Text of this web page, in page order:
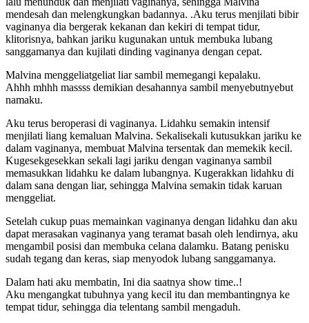
mendesah dan melengkungkan badannya. .Aku terus menjilati bibir
vaginanya dia bergerak kekanan dan kekiri di tempat tidur,
klitorisnya, bahkan jariku kugunakan untuk membuka lubang
sanggamanya dan kujilati dinding vaginanya dengan cepat.
Malvina menggeliatgeliat liar sambil memegangi kepalaku.
Ahhh mhhh massss demikian desahannya sambil menyebutnyebut
namaku.
Aku terus beroperasi di vaginanya. Lidahku semakin intensif
menjilati liang kemaluan Malvina. Sekalisekali kutusukkan jariku ke
dalam vaginanya, membuat Malvina tersentak dan memekik kecil.
Kugesekgesekkan sekali lagi jariku dengan vaginanya sambil
memasukkan lidahku ke dalam lubangnya. Kugerakkan lidahku di
dalam sana dengan liar, sehingga Malvina semakin tidak karuan
menggeliat.
Setelah cukup puas memainkan vaginanya dengan lidahku dan aku
dapat merasakan vaginanya yang teramat basah oleh lendirnya, aku
mengambil posisi dan membuka celana dalamku. Batang penisku
sudah tegang dan keras, siap menyodok lubang sanggamanya.
Dalam hati aku membatin, Ini dia saatnya show time..!
Aku mengangkat tubuhnya yang kecil itu dan membantingnya ke
tempat tidur, sehingga dia telentang sambil mengaduh.